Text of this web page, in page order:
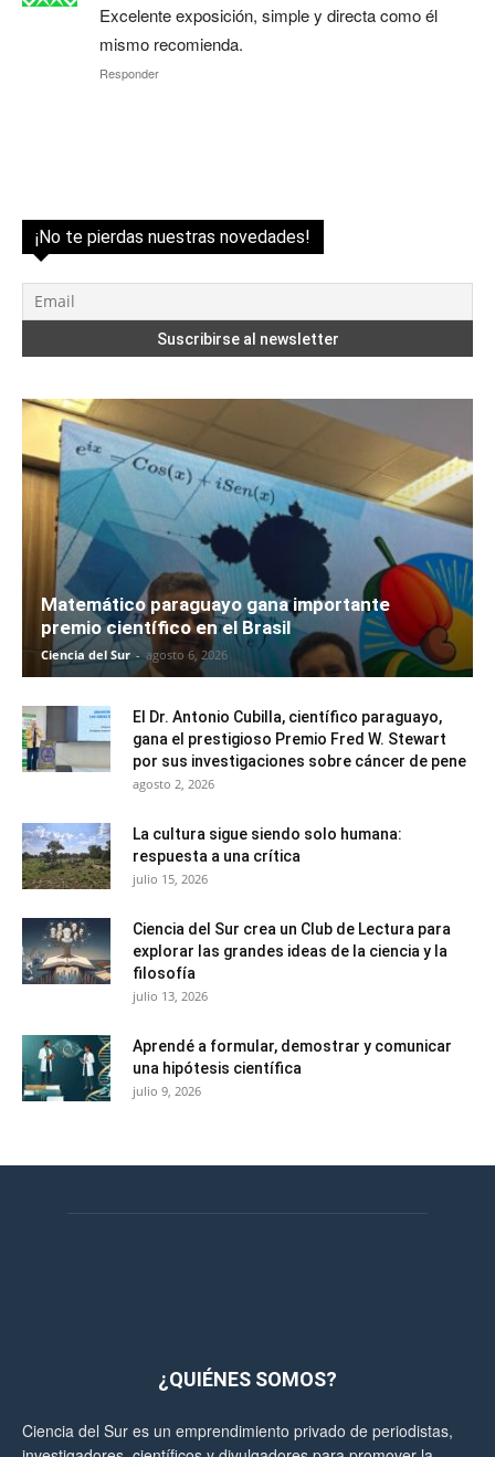
Excelente exposición, simple y directa como él
mismo recomienda.
Responder
¡No te pierdas nuestras novedades!
Matemático paraguayo gana importante
premio científico en el Brasil
Ciencia del Sur - agosto 6, 2026
El Dr. Antonio Cubilla, científico paraguayo,
gana el prestigioso Premio Fred W. Stewart
por sus investigaciones sobre cáncer de pene
agosto 2, 2026
La cultura sigue siendo solo humana:
respuesta a una crítica
julio 15, 2026
Ciencia del Sur crea un Club de Lectura para
explorar las grandes ideas de la ciencia y la
filosofía
julio 13, 2026
Aprendé a formular, demostrar y comunicar
una hipótesis científica
julio 9, 2026
¿QUIÉNES SOMOS?
Ciencia del Sur es un emprendimiento privado de periodistas,